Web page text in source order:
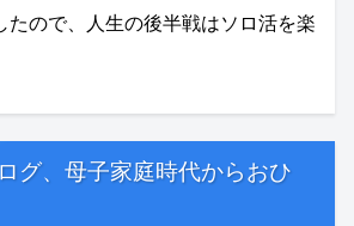
たので、人生の後半戦はソロ活を楽
グ、母子家庭時代からおひ